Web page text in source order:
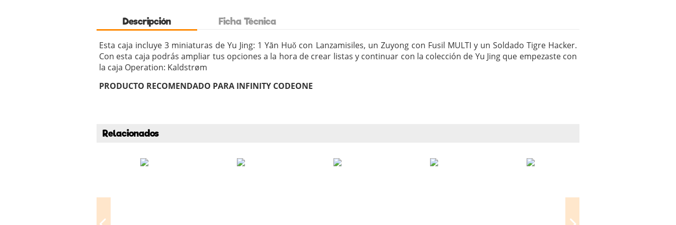
Descripción Ficha Técnica
Esta caja incluye 3 miniaturas de Yu Jing: 1 Yān Huǒ con Lanzamisiles, un Zuyong con Fusil MULTI y un Soldado Tigre Hacker.
Con esta caja podrás ampliar tus opciones a la hora de crear listas y continuar con la colección de Yu Jing que empezaste con
la caja Operation: Kaldstrøm
PRODUCTO RECOMENDADO PARA INFINITY CODEONE
Relacionados